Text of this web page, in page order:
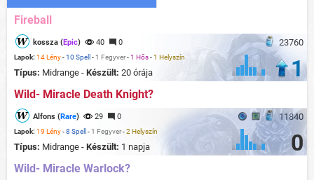
Fireball
23760
kossza (Epic) 40 0
Lapok: 14 Lény-10 Spell - 1 Fegyver-1 Hős-1 Helyszín
Típus: Midrange - Készült: 20 órája 1
Wild- Miracle Death Knight?
11840
Alfons (Rare) 29 0
Lapok: 19 Lény-8 Spell - 1 Fegyver-2 Helyszín
Típus: Midrange - Készült: 1 napja 0
Wild- Miracle Warlock?